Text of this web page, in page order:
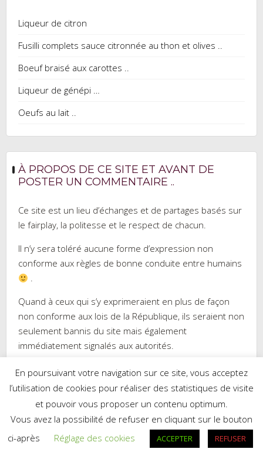
Liqueur de citron
Fusilli complets sauce citronnée au thon et olives ..
Boeuf braisé aux carottes ..
Liqueur de génépi …
Oeufs au lait ..
À PROPOS DE CE SITE ET AVANT DE
POSTER UN COMMENTAIRE ..
Ce site est un lieu d’échanges et de partages basés sur
le fairplay, la politesse et le respect de chacun.
Il n’y sera toléré aucune forme d’expression non
conforme aux règles de bonne conduite entre humains
.
Quand à ceux qui s’y exprimeraient en plus de façon
non conforme aux lois de la République, ils seraient non
seulement bannis du site mais également
immédiatement signalés aux autorités.
Réalisé par WordPress|Thème :Trustedpar UXL Themes
Mes recettes sur Cookpad.fr
En poursuivant votre navigation sur ce site, vous acceptez
l’utilisation de cookies pour réaliser des statistiques de visite
et pouvoir vous proposer un contenu optimum.
Vous avez la possibilité de refuser en cliquant sur le bouton
ci-après
Réglage des cookies ACCEPTER REFUSER